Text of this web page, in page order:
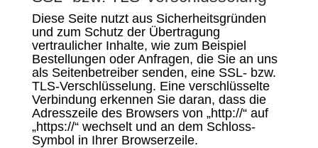
Diese Seite nutzt aus Sicherheitsgründen
und zum Schutz der Übertragung
vertraulicher Inhalte, wie zum Beispiel
Bestellungen oder Anfragen, die Sie an uns
als Seitenbetreiber senden, eine SSL- bzw.
TLS-Verschlüsselung. Eine verschlüsselte
Verbindung erkennen Sie daran, dass die
Adresszeile des Browsers von „http://“ auf
„https://“ wechselt und an dem Schloss-
Symbol in Ihrer Browserzeile.